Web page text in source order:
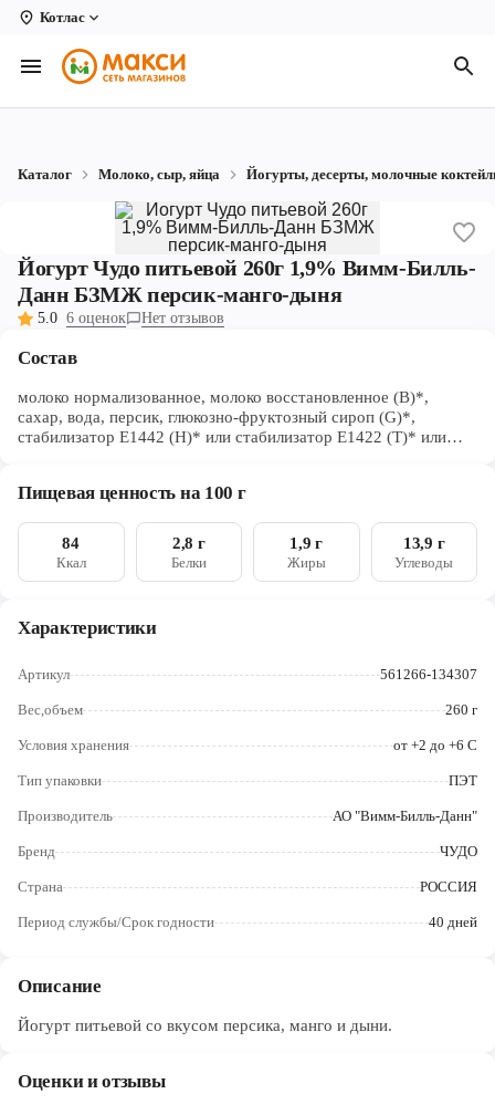
Котлас
Вологда
Архангельск
Коряжма
Котлас
Рыбинск
Череповец
Ярославль
Каталог Молоко, сыр, яйца Йогурты, десерты, молочные
Йогурт Чудо питьевой 260г 1,9% Вимм-Билль-
Данн БЗМЖ персик-манго-дыня
5.0 6 оценок Нет отзывов
Состав
молоко нормализованное, молоко восстановленное (В)*,
сахар, вода, персик, глюкозно-фруктозный сироп (G)*,
стабилизатор Е1442 (H)* или стабилизатор Е1422 (T)* или
аннато, регуляторы кислотности (лимонная кислота, цитрат
компонента в маркировке
указывается соответствующая ему буква. Продукт может
содержать фрагменты косточек
Пищевая ценность на 100 г
84
Ккал
2,8 г
Белки
1,9 г
Жиры
13,9 г
Углеводы
Характеристики
Артикул 561266-134307
Вес,объем 260 г
Условия хранения от +2 до +6 С
Тип упаковки ПЭТ
Производитель АО "Вимм-Билль-Данн"
Бренд ЧУДО
Страна РОССИЯ
Период службы/Срок годности 40 дней
Описание
Йогурт питьевой со вкусом персика, манго и дыни.
Оценки и отзывы